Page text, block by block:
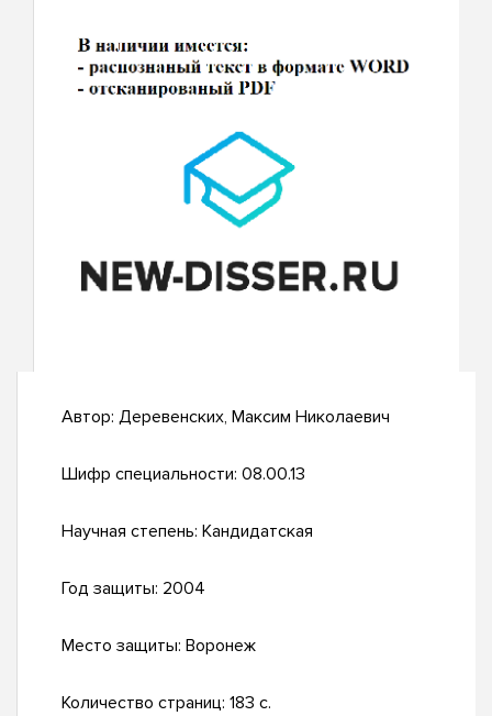
Автор: Деревенских, Максим Николаевич
Шифр специальности: 08.00.13
Научная степень: Кандидатская
Год защиты: 2004
Место защиты: Воронеж
Количество страниц: 183 с.